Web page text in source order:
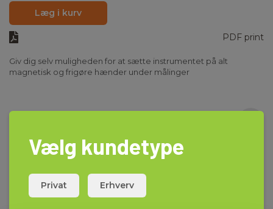
Læg i kurv
PDF print
Giv dig selv muligheden for at sætte instrumentet på alt
magnetisk og frigøre hænder under målinger
Vælg kundetype
Privat Erhverv